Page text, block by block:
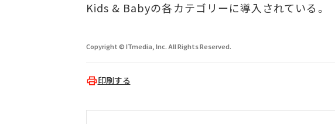
Kids & Babyの各カテゴリーに導入されている。
Copyright © ITmedia, Inc. All Rights Reserved.
印刷する